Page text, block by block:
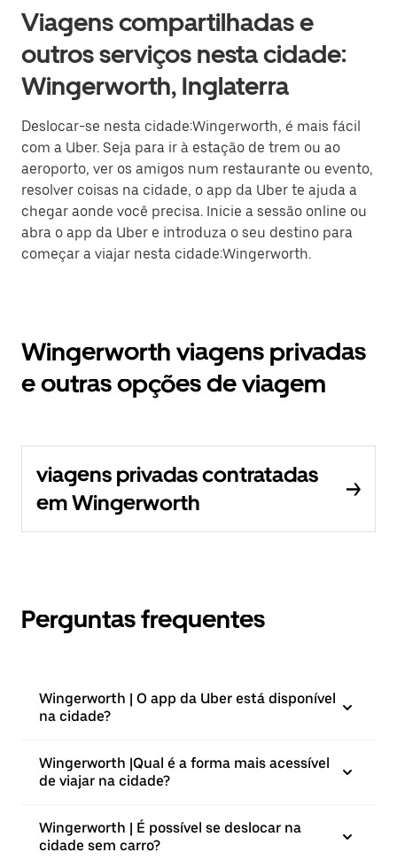
Viagens compartilhadas e
outros serviços nesta cidade:
Wingerworth, Inglaterra
Deslocar-se nesta cidade:Wingerworth, é mais fácil
com a Uber. Seja para ir à estação de trem ou ao
aeroporto, ver os amigos num restaurante ou evento,
resolver coisas na cidade, o app da Uber te ajuda a
chegar aonde você precisa. Inicie a sessão online ou
abra o app da Uber e introduza o seu destino para
começar a viajar nesta cidade:Wingerworth.
Wingerworth viagens privadas
e outras opções de viagem
viagens privadas contratadas
em Wingerworth
Perguntas frequentes
Wingerworth | O app da Uber está disponível
na cidade?
Wingerworth |⁠Qual é a forma mais acessível
de viajar na cidade?
Wingerworth | É possível se deslocar na
cidade sem carro?